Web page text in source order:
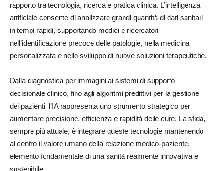
rapporto tra tecnologia, ricerca e pratica clinica. L’intelligenza
artificiale consente di analizzare grandi quantità di dati sanitari
in tempi rapidi, supportando medici e ricercatori
nell’identificazione precoce delle patologie, nella medicina
personalizzata e nello sviluppo di nuove soluzioni terapeutiche.
Dalla diagnostica per immagini ai sistemi di supporto
decisionale clinico, fino agli algoritmi predittivi per la gestione
dei pazienti, l’IA rappresenta uno strumento strategico per
aumentare precisione, efficienza e rapidità delle cure. La sfida,
sempre più attuale, è integrare queste tecnologie mantenendo
al centro il valore umano della relazione medico-paziente,
elemento fondamentale di una sanità realmente innovativa e
sostenibile.